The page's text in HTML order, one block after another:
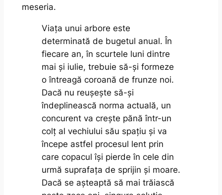
meseria.
Viața unui arbore este
determinată de bugetul anual. În
fiecare an, în scurtele luni dintre
mai și iulie, trebuie să-și formeze
o întreagă coroană de frunze noi.
Dacă nu reușește să-și
îndeplinească norma actuală, un
concurent va crește pănă într-un
colț al vechiului său spațiu și va
începe astfel procesul lent prin
care copacul își pierde în cele din
urmă suprafața de sprijin și moare.
Dacă se așteaptă să mai trăiască